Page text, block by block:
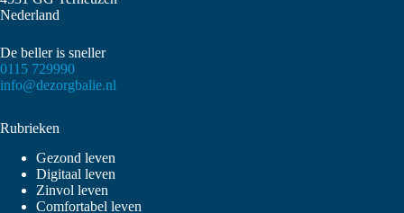
Nederland
De beller is sneller
0115 729990
info@dezorgbalie.nl
Rubrieken
Gezond leven
Digitaal leven
Zinvol leven
Comfortabel leven